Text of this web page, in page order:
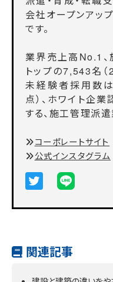
会社オープンアッ
です。
業界売上高No.1
トップの7,543名
未経験者採用数
点）、ホワイト企
する、施工管理派
コーポレートサイト
公式インスタグラム
関連記事